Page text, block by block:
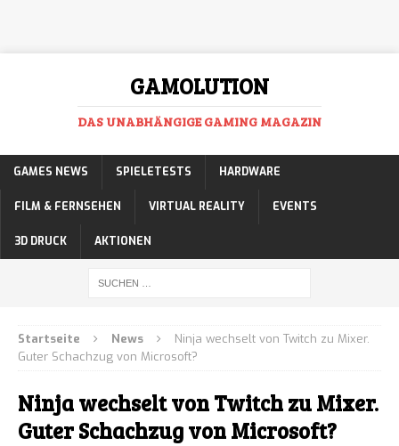
GAMOLUTION
DAS UNABHÄNGIGE GAMING MAGAZIN
GAMES NEWS SPIELETESTS HARDWARE
FILM & FERNSEHEN VIRTUAL REALITY EVENTS
3D DRUCK AKTIONEN
Startseite News
Ninja wechselt von Twitch zu Mixer.
Guter Schachzug von Microsoft?
Ninja wechselt von Twitch zu Mixer.
Guter Schachzug von Microsoft?